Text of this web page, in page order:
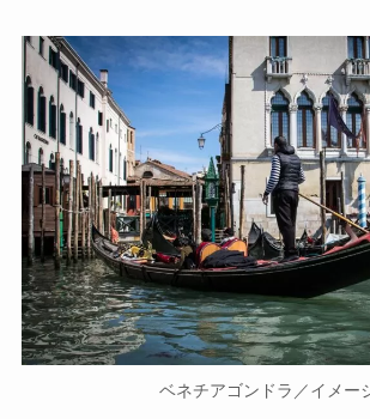
ベネチアゴンドラ／イメー